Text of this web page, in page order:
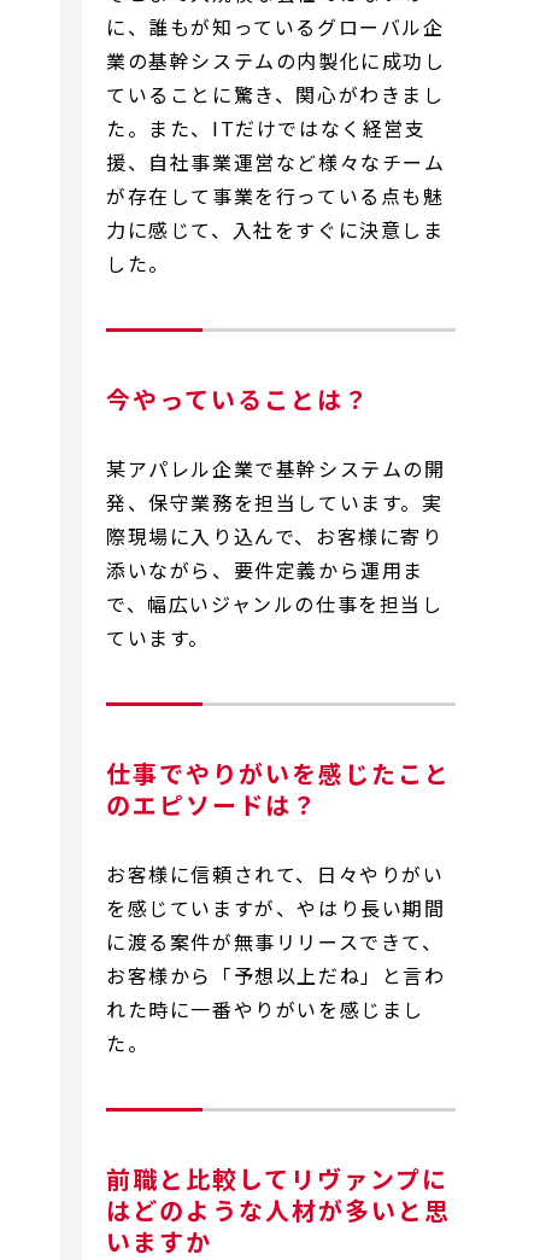
に、誰もが知っているグローバル企
業の基幹システムの内製化に成功し
ていることに驚き、関心がわきまし
た。また、ITだけではなく経営支
援、自社事業運営など様々なチーム
が存在して事業を行っている点も魅
力に感じて、入社をすぐに決意しま
した。
今やっていることは？
某アパレル企業で基幹システムの開
発、保守業務を担当しています。実
際現場に入り込んで、お客様に寄り
添いながら、要件定義から運用ま
で、幅広いジャンルの仕事を担当し
ています。
仕事でやりがいを感じたこと
のエピソードは？
お客様に信頼されて、日々やりがい
を感じていますが、やはり長い期間
に渡る案件が無事リリースできて、
お客様から「予想以上だね」と言わ
れた時に一番やりがいを感じまし
た。
前職と比較してリヴァンプに
はどのような人材が多いと思
いますか